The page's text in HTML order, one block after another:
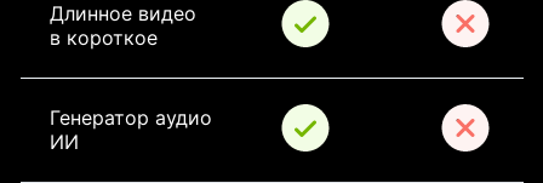
Длинное видео
в короткое
Генератор аудио
ИИ